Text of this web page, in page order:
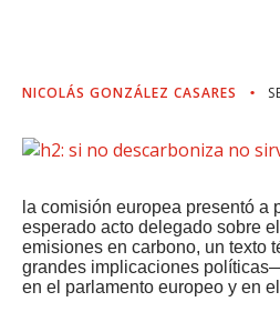
NICOLÁS GONZÁLEZ CASARES
la comisión europea presentó a
esperado acto delegado sobre
emisiones en carbono, un texto
grandes implicaciones
en el parlamento europeo y en